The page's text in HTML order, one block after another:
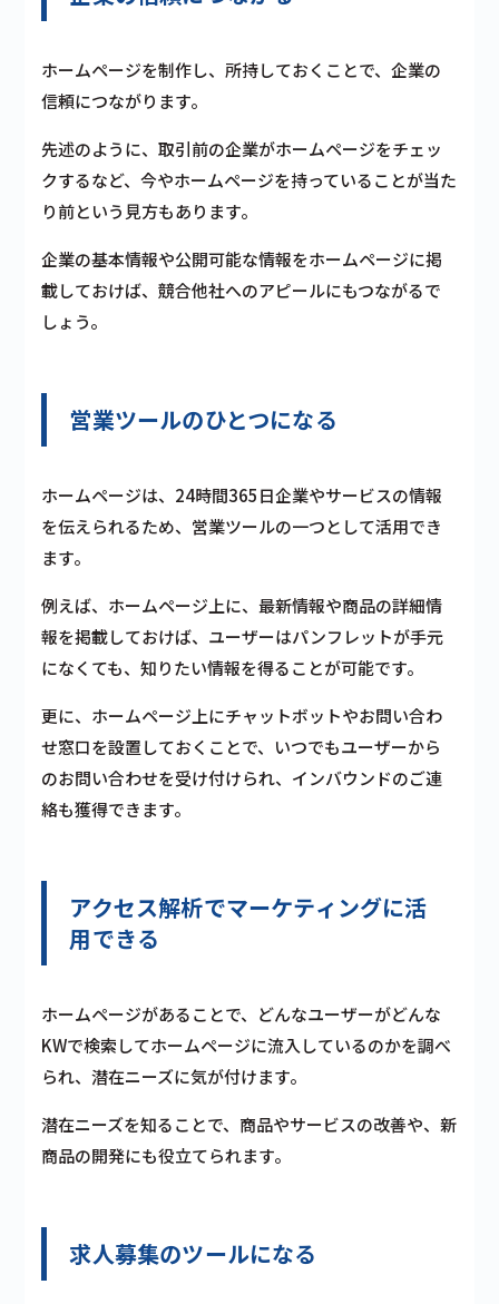
ホームページを制作し、所持しておくことで、企業の
信頼につながります。
先述のように、取引前の企業がホームページをチェッ
クするなど、今やホームページを持っていることが当た
り前という見方もあります。
企業の基本情報や公開可能な情報をホームページに掲
載しておけば、競合他社へのアピールにもつながるで
しょう。
営業ツールのひとつになる
ホームページは、24時間365日企業やサービスの情報
を伝えられるため、営業ツールの一つとして活用でき
ます。
例えば、ホームページ上に、最新情報や商品の詳細情
報を掲載しておけば、ユーザーはパンフレットが手元
になくても、知りたい情報を得ることが可能です。
更に、ホームページ上にチャットボットやお問い合わ
せ窓口を設置しておくことで、いつでもユーザーから
のお問い合わせを受け付けられ、インバウンドのご連
絡も獲得できます。
アクセス解析でマーケティングに活
用できる
ホームページがあることで、どんなユーザーがどんな
KWで検索してホームページに流入しているのかを調べ
られ、潜在ニーズに気が付けます。
潜在ニーズを知ることで、商品やサービスの改善や、新
商品の開発にも役立てられます。
求人募集のツールになる